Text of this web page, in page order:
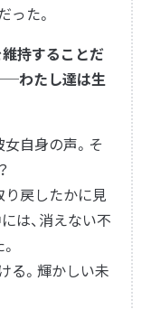
った。
維持することだ
わたし達は生
自身の声。そ
り戻したかに見
は、消えない不
る。輝かしい未